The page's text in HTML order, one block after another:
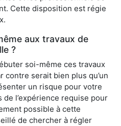
Cette disposition est régie
aux travaux de
?
soi-même ces travaux
serait bien plus qu’un
un risque pour votre
de l’expérience requise pour
possible à cette
de chercher à régler